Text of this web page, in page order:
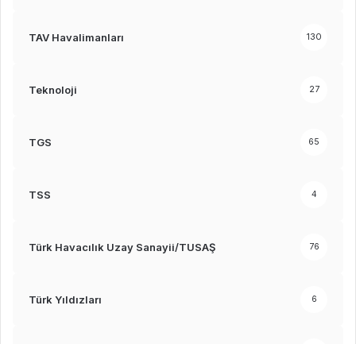
TAV Havalimanları 130
Teknoloji 27
TGS 65
TSS 4
Türk Havacılık Uzay Sanayii/TUSAŞ 76
Türk Yıldızları 6